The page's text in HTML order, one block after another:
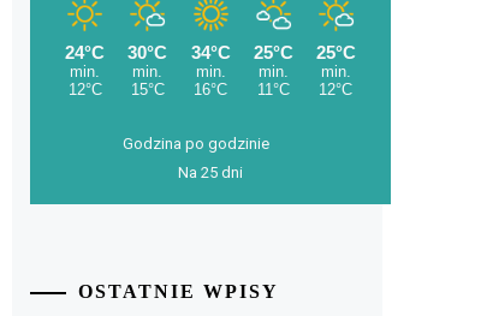
Godzina po godzinie
Na 25 dni
OSTATNIE WPISY